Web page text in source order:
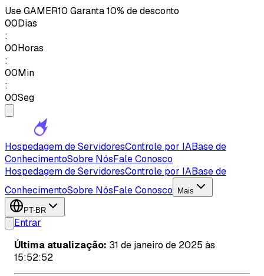
UseGAMER10 Garanta 10% de desconto
00Dias
:
00Horas
:
00Min
:
00Seg
Hospedagem de ServidoresControle por IABase de
ConhecimentoSobre NósFale Conosco
Hospedagem de ServidoresControle por IABase de
ConhecimentoSobre NósFale Conosco Mais
PT-BR
Entrar
Última atualização: 31 de janeiro de 2025 às
15:52:52